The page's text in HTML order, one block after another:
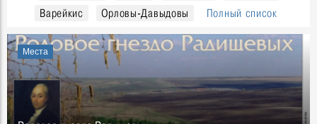
Варейкис
Орловы-Давыдовы Полный список
Места